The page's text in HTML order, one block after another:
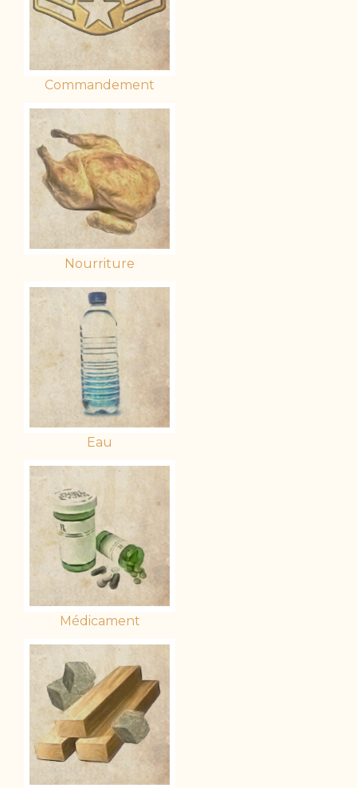
Commandement
Nourriture
Eau
Médicament